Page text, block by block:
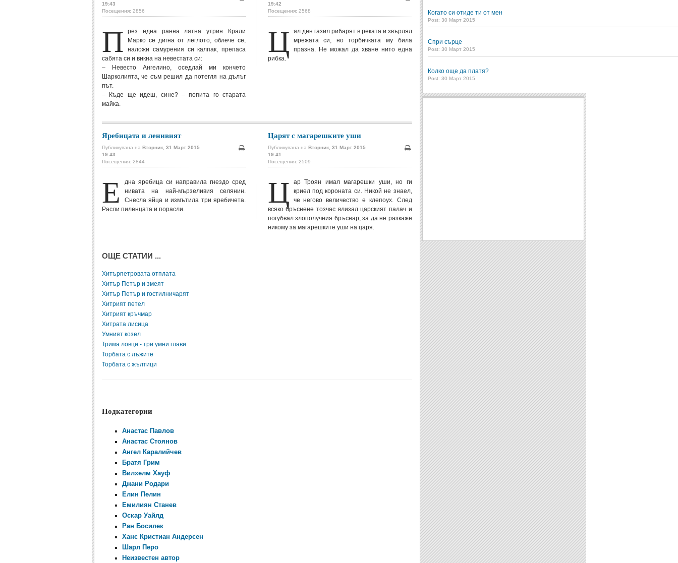
19:43
Посещения: 2856
Печат
П
рез една ранна лятна утрин Крали
Марко се дигна от леглото, облече се,
наложи самурения си калпак, препаса
сабята си и викна на невестата си:
– Невесто Ангелино, оседлай ми кончето
Шарколията, че съм решил да потегля на дълъг
път.
– Къде ще идеш, сине? – попита го старата
майка.
19:42
Посещения: 2568
Печат
Ц
ял ден газил рибарят в реката и хвърлял
мрежата си, но торбичката му била
празна. Не можал да хване нито една
рибка.
Яребицата и ленивият
Публикувана на Вторник, 31 Март 2015
19:43
Посещения: 2844
Печат
Е
дна яребица си направила гнездо сред
нивата на най-мързеливия селянин.
Снесла яйца и измътила три яребичета.
Расли пиленцата и порасли.
Царят с магарешките уши
Публикувана на Вторник, 31 Март 2015
19:41
Посещения: 2509
Печат
Ц
ар Троян имал магарешки уши, но ги
криел под короната си. Никой не знаел,
че негово величество е клепоух. След
всяко бръснене тозчас влизал царският палач и
погубвал злополучния бръснар, за да не разкаже
никому за магарешките уши на царя.
ОЩЕ СТАТИИ ...
Хитърпетровата отплата
Хитър Петър и змеят
Хитър Петър и гостилничарят
Хитрият петел
Хитрият кръчмар
Хитрата лисица
Умният козел
Трима ловци - три умни глави
Торбата с лъжите
Торбата с жълтици
Подкатегории
Анастас Павлов
Анастас Стоянов
Ангел Каралийчев
Братя Грим
Вилхелм Хауф
Джани Родари
Елин Пелин
Емилиян Станев
Оскар Уайлд
Ран Босилек
Ханс Кристиан Андерсен
Шарл Перо
Неизвестен автор
Когато си отиде ти от мен
Post: 30 Март 2015
Спри сърце
Post: 30 Март 2015
Колко още да платя?
Post: 30 Март 2015